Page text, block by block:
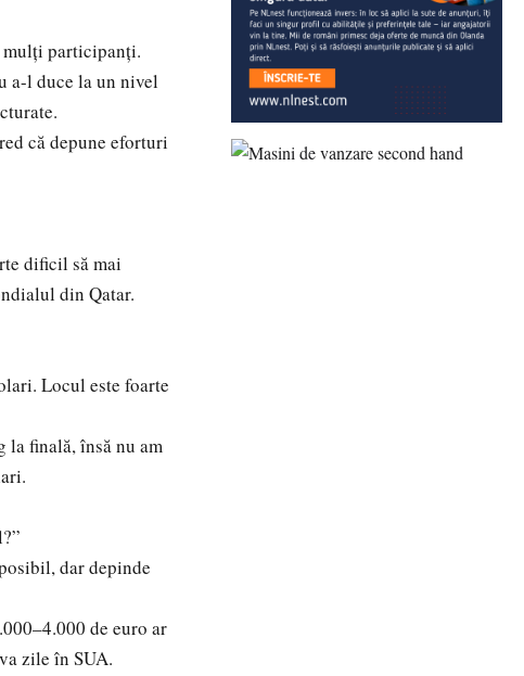
participanți.
a-l duce la un nivel
că depune eforturi
dificil să mai
din Qatar.
Locul este foarte
la finală, însă nu am
dar depinde
de euro ar
zile în SUA.